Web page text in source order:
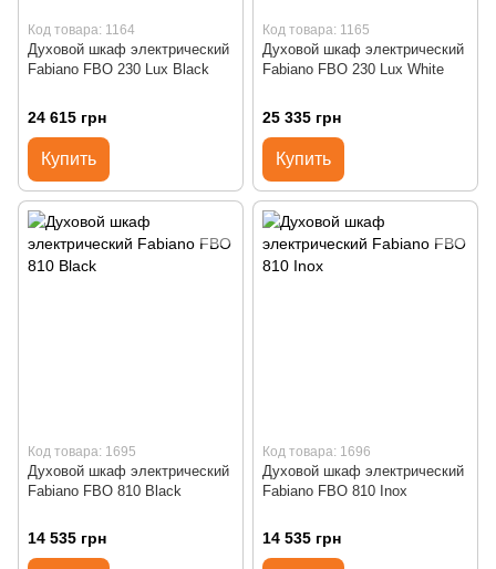
Код товара: 1164
Духовой шкаф электрический
Fabiano FBO 230 Lux Black
24 615 грн
Купить
Код товара: 1165
Духовой шкаф электрический
Fabiano FBO 230 Lux White
25 335 грн
Купить
Код товара: 1695
Духовой шкаф электрический
Fabiano FBO 810 Black
14 535 грн
Код товара: 1696
Духовой шкаф электрический
Fabiano FBO 810 Inox
14 535 грн